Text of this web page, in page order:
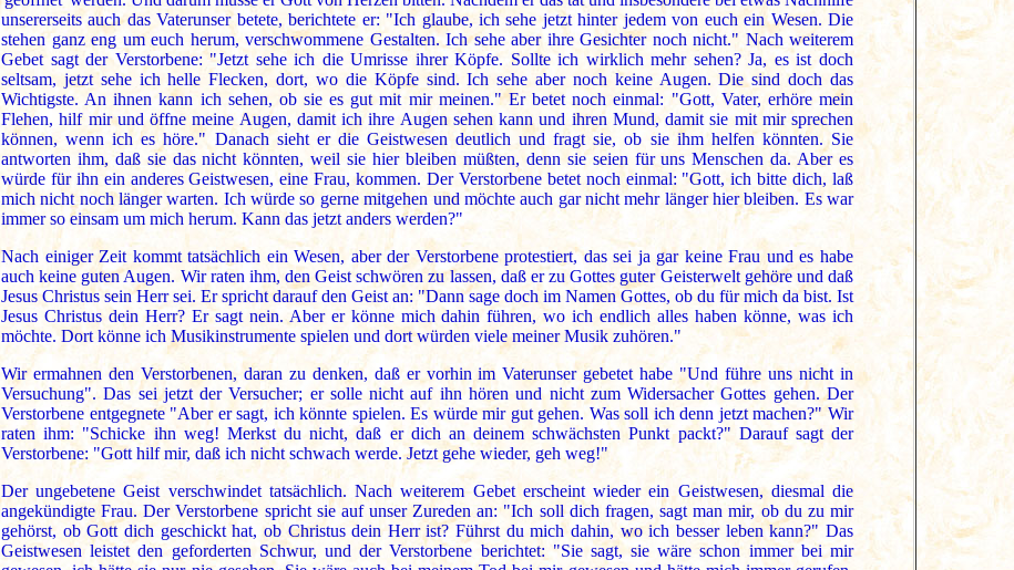
unsererseits auch das Vaterunser betete, berichtete er: "Ich glaube, ich sehe jetzt hinter jedem von euch ein Wesen. Die
stehen ganz eng um euch herum, verschwommene Gestalten. Ich sehe aber ihre Gesichter noch nicht." Nach weiterem
Gebet sagt der Verstorbene: "Jetzt sehe ich die Umrisse ihrer Köpfe. Sollte ich wirklich mehr sehen? Ja, es ist doch
seltsam, jetzt sehe ich helle Flecken, dort, wo die Köpfe sind. Ich sehe aber noch keine Augen. Die sind doch das
Wichtigste. An ihnen kann ich sehen, ob sie es gut mit mir meinen." Er betet noch einmal: "Gott, Vater, erhöre mein
Flehen, hilf mir und öffne meine Augen, damit ich ihre Augen sehen kann und ihren Mund, damit sie mit mir sprechen
können, wenn ich es höre." Danach sieht er die Geistwesen deutlich und fragt sie, ob sie ihm helfen könnten. Sie
antworten ihm, daß sie das nicht könnten, weil sie hier bleiben müßten, denn sie seien für uns Menschen da. Aber es
würde für ihn ein anderes Geistwesen, eine Frau, kommen. Der Verstorbene betet noch einmal: "Gott, ich bitte dich, laß
mich nicht noch länger warten. Ich würde so gerne mitgehen und möchte auch gar nicht mehr länger hier bleiben. Es war
immer so einsam um mich herum. Kann das jetzt anders werden?"
Nach einiger Zeit kommt tatsächlich ein Wesen, aber der Verstorbene protestiert, das sei ja gar keine Frau und es habe
auch keine guten Augen. Wir raten ihm, den Geist schwören zu lassen, daß er zu Gottes guter Geisterwelt gehöre und daß
Jesus Christus sein Herr sei. Er spricht darauf den Geist an: "Dann sage doch im Namen Gottes, ob du für mich da bist. Ist
Jesus Christus dein Herr? Er sagt nein. Aber er könne mich dahin führen, wo ich endlich alles haben könne, was ich
möchte. Dort könne ich Musikinstrumente spielen und dort würden viele meiner Musik zuhören."
Wir ermahnen den Verstorbenen, daran zu denken, daß er vorhin im Vaterunser gebetet habe "Und führe uns nicht in
Versuchung". Das sei jetzt der Versucher; er solle nicht auf ihn hören und nicht zum Widersacher Gottes gehen. Der
Verstorbene entgegnete "Aber er sagt, ich könnte spielen. Es würde mir gut gehen. Was soll ich denn jetzt machen?" Wir
raten ihm: "Schicke ihn weg! Merkst du nicht, daß er dich an deinem schwächsten Punkt packt?" Darauf sagt der
Verstorbene: "Gott hilf mir, daß ich nicht schwach werde. Jetzt gehe wieder, geh weg!"
Der ungebetene Geist verschwindet tatsächlich. Nach weiterem Gebet erscheint wieder ein Geistwesen, diesmal die
angekündigte Frau. Der Verstorbene spricht sie auf unser Zureden an: "Ich soll dich fragen, sagt man mir, ob du zu mir
gehörst, ob Gott dich geschickt hat, ob Christus dein Herr ist? Führst du mich dahin, wo ich besser leben kann?" Das
Geistwesen leistet den geforderten Schwur, und der Verstorbene berichtet: "Sie sagt, sie wäre schon immer bei mir